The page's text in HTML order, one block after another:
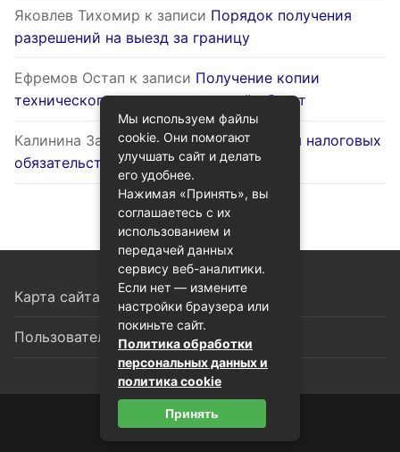
Яковлев Тихомир к записи Порядок получения
разрешений на выезд за границу
Ефремов Остап к записи Получение копии
технического паспорта на жилой объект
Калинина Залинак записиОптимизация налоговых
обязательств через госуслуги
Карта сайта
Пользовательское соглашение
© 2026 Гид по госуслугам
Мы используем файлы
cookie. Они помогают
улучшать сайт и делать
его удобнее.
Нажимая «Принять», вы
соглашаетесь с их
использованием и
передачей данных
сервису веб-аналитики.
Если нет — измените
настройки браузера или
покиньте сайт.
Политика обработки
персональных данных и
политика cookie
Принять